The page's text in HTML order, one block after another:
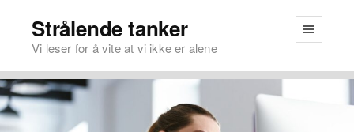
Strålende tanker
Vi leser for å vite at vi ikke er alene